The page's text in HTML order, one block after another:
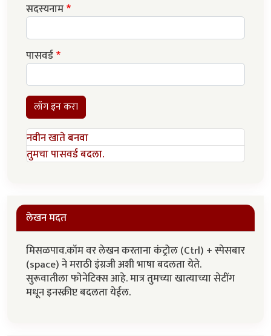
सदस्यनाम
पासवर्ड
लॉग इन करा
नवीन खाते बनवा
तुमचा पासवर्ड बदला.
लेखन मदत
मिसळपाव.कॉम वर लेखन करताना कंट्रोल (Ctrl) + स्पेसबार
(space) ने मराठी इंग्रजी अशी भाषा बदलता येते.
सुरूवातीला फोनेटिक्स आहे. मात्र तुमच्या खात्याच्या सेटींग
मधून इनस्क्रीप्ट बदलता येईल.